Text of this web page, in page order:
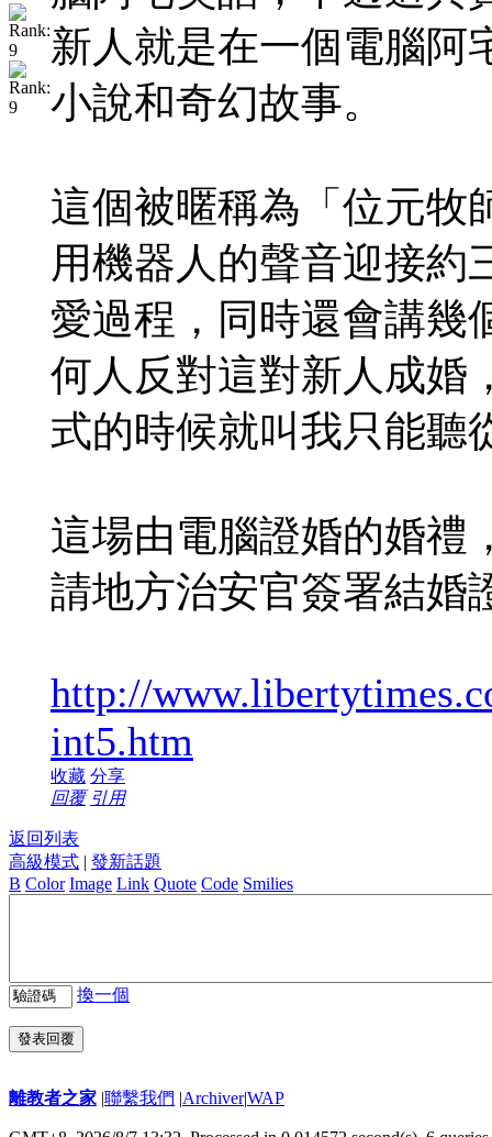
新人就是在一個電腦阿
小說和奇幻故事。
這個被暱稱為「位元牧
用機器人的聲音迎接約
愛過程，同時還會講幾
何人反對這對新人成婚
式的時候就叫我只能聽
這場由電腦證婚的婚禮
請地方治安官簽署結婚
http://
int5.htm
收藏 分享
回覆 引用
返回列表
高級模式 | 發新話題
B Color Image Link Quote Code Smilies
換一個
發表回覆
離教者之家 |聯繫我們 |Archiver|WAP